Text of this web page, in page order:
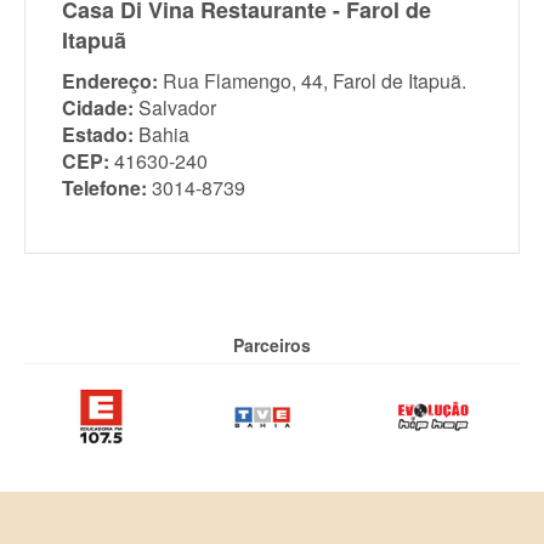
Casa Di Vina Restaurante - Farol de
Itapuã
Endereço: Rua Flamengo, 44, Farol de Itapuã.
Cidade: Salvador
Estado: Bahia
CEP: 41630-240
Telefone: 3014-8739
Parceiros